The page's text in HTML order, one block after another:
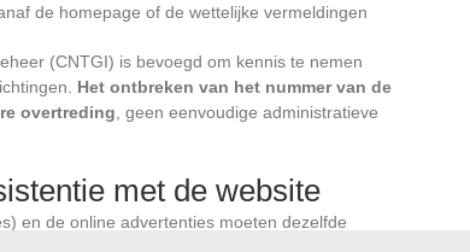
de homepage of de wettelijke vermeldingen
(CNTGI) is bevoegd om kennis te nemen
Het ontbreken van het nummer van de
overtreding , geen eenvoudige administratieve
met de website
en de online advertenties moeten dezelfde